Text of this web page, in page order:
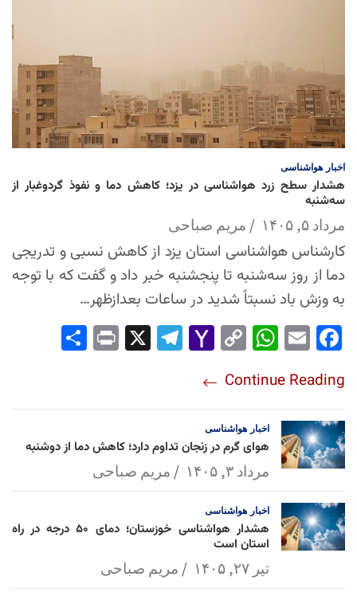
اخبار هواشناسی
هشدار سطح زرد هواشناسی در یزد؛ کاهش دما و نفوذ گردوغبار از
سه‌شنبه
مرداد ۵, ۱۴۰۵ مریم صباحی
کارشناس هواشناسی استان یزد از کاهش نسبی و تدریجی
دما از روز سه‌شنبه تا پنجشنبه خبر داد و گفت که با توجه
به وزش باد نسبتاً شدید در ساعات بعدازظهر…
Fac
ok
Em
Wh
Ap
p
Co
Lin
k
Yah
l
Tel
Pri
Continue Reading
اخبار هواشناسی
هوای گرم در زنجان تداوم دارد؛ کاهش دما از دوشنبه
مرداد ۳, ۱۴۰۵ مریم صباحی
اخبار هواشناسی
هشدار هواشناسی خوزستان؛ دمای ۵۰ درجه در راه
استان است
تیر ۲۷, ۱۴۰۵ مریم صباحی